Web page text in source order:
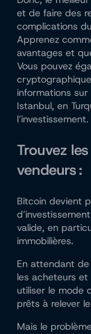
et de faire des
complications
Apprenez
avantages et
Vous pouvez
informations
Istanbul, en
l’investissement.
Trouvez
vendeurs :
Bitcoin devient
valide, en
immobilières.
En attendant
les acheteurs
utiliser le mode
prêts à relever
Mais le